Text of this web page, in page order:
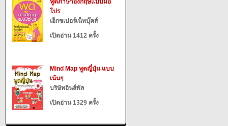
พูดภาษาอังกฤษแบบมือ
โปร
เอ็กซเปอร์เน็ทบุ๊คส์
เปิดอ่าน 1412 ครั้ง
Mind Map พูดญี่ปุ่น แบบ
เน้นๆ
บริษัทอินส์พัล
เปิดอ่าน 1329 ครั้ง